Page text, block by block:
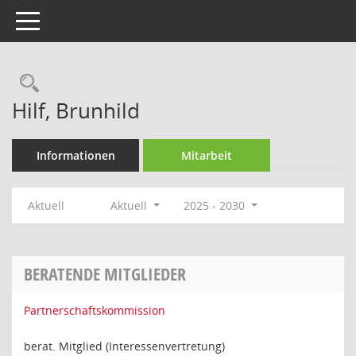
Toggle navigation
Rechercheauswahl
Hilf, Brunhild
Informationen Mitarbeit
Aktuell Aktuell 2025 - 2030
BERATENDE MITGLIEDER
Partnerschaftskommission
berat. Mitglied (Interessenvertretung)